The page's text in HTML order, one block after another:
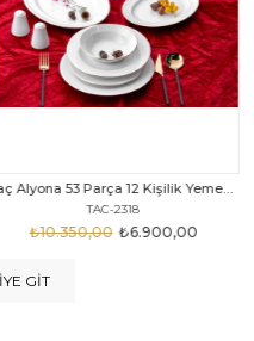
Taç Eliza Alyona 53 Parça 12 Kişilik Yemek Takımı Platin
TAC-2316
₺9.499,00
₺12.669,00
GIT